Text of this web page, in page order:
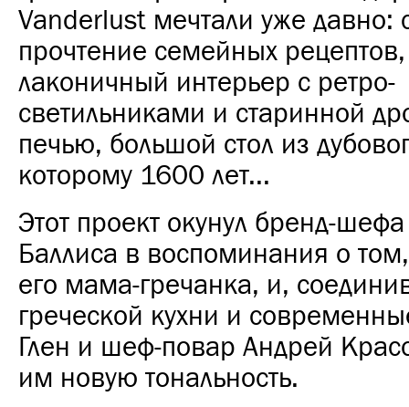
Vanderlust мечтали уже давно:
прочтение семейных
лаконичный интерьер с ретро-
светильниками и старинной
печью, большой стол из
которому 1600 лет...
Этот проект окунул бренд-
Баллиса в воспоминания о том,
его мама-гречанка, и,
греческой кухни и
Глен и шеф-повар Андрей
им новую тональность.